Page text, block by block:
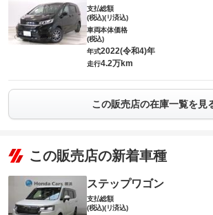
支払総額
(税込)(リ済込)
車両本体価格
(税込)
年式2022(令和4)年
走行4.2万km
この販売店の在庫一覧を見
この販売店の新着車種
ステップワゴン
支払総額
(税込)(リ済込)